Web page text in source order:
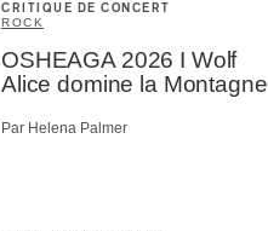
CRITIQUE DE CONCERT
ROCK
OSHEAGA 2026 I Wolf
Alice domine la Montagne
Par Helena Palmer